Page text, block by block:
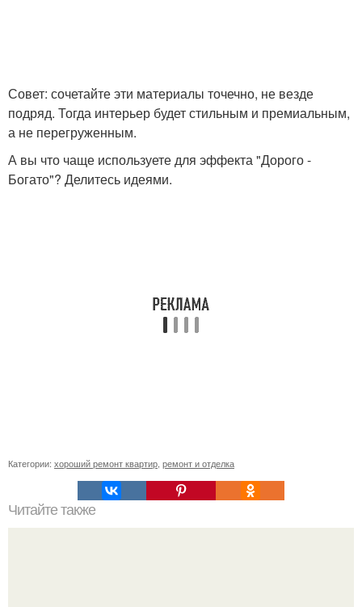
Совет: сочетайте эти материалы точечно, не везде
подряд. Тогда интерьер будет стильным и премиальным,
а не перегруженным.
А вы что чаще используете для эффекта "Дорого -
Богато"? Делитесь идеями.
Категории: хороший ремонт квартир ремонт и отделка
Читайте также